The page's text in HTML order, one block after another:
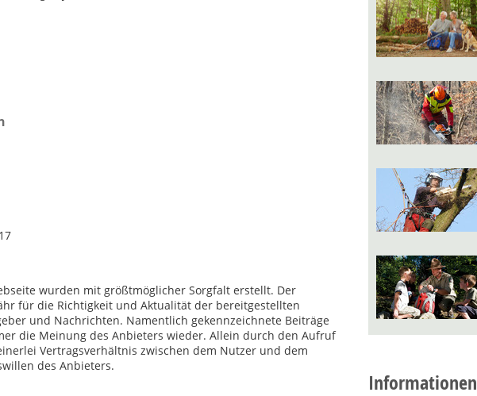
wurden mit größtmöglicher Sorgfalt erstellt. Der
für die Richtigkeit und Aktualität der bereitgestellten
und Nachrichten. Namentlich gekennzeichnete Beiträge
die Meinung des Anbieters wieder. Allein durch den Aufruf
Vertragsverhältnis zwischen dem Nutzer und dem
des Anbieters.
Informationen